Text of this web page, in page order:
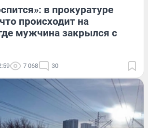
в прокуратуре
происходит на
мужчина закрылся с
7 068 30